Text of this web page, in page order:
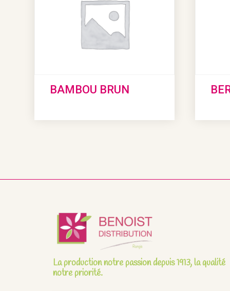
BAMBOU BRUN
La production notre passion depuis 1913, la qualité
notre priorité.